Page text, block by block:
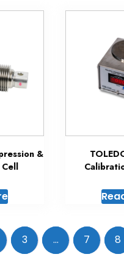
&
Cell
3 … 7 8